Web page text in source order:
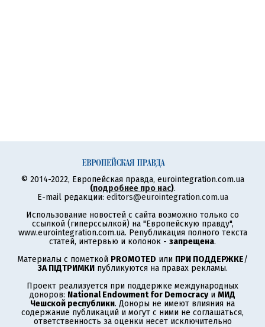
© 2014-2022, Европейская правда, eurointegration.com.ua
(подробнее про нас).
E-mail редакции: editors@eurointegration.com.ua
Использование новостей с сайта возможно только со
ссылкой (гиперссылкой) на "Европейскую правду",
www.eurointegration.com.ua. Републикация полного текста
статей, интервью и колонок - запрещена.
Материалы с пометкой PROMOTED или ПРИ ПОДДЕРЖКЕ/
ЗА ПІДТРИМКИ публикуются на правах рекламы.
Проект реализуется при поддержке международных
доноров: National Endowment for Democracyи МИД
Чешской республики. Доноры не имеют влияния на
содержание публикаций и могут с ними не соглашаться,
ответственность за оценки несет исключительно